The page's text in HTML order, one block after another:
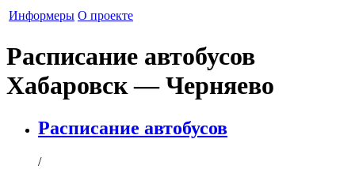
Информеры О проекте
Расписание автобусов
Хабаровск — Черняево
Расписание автобусов
/